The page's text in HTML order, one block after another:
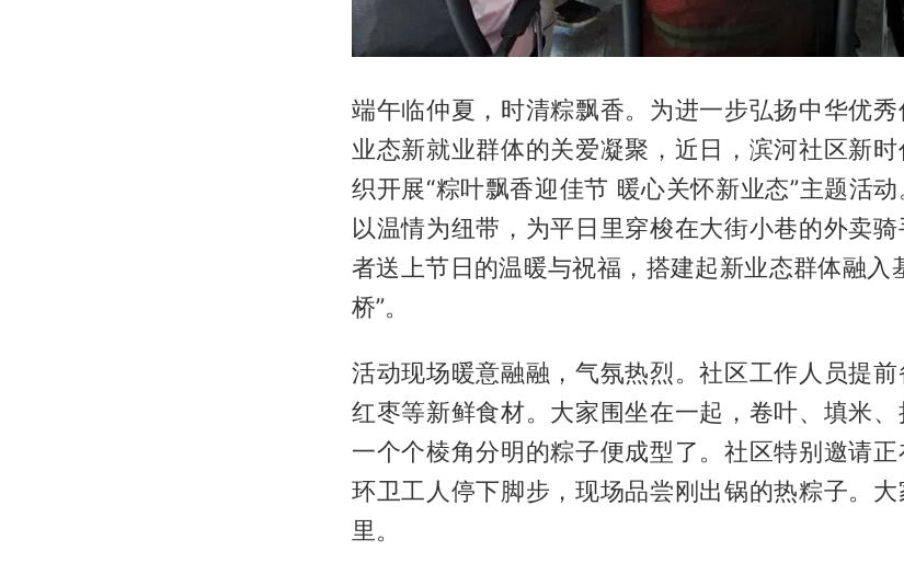
端午临仲夏，时清粽飘香。为进一步弘扬中华优
业态新就业群体的关爱凝聚，近日，滨河社区新
织开展“粽叶飘香迎佳节 暖心关怀新业态”主题活动
以温情为纽带，为平日里穿梭在大街小巷的外卖
者送上节日的温暖与祝福，搭建起新业态群体融入
桥”。
活动现场暖意融融，气氛热烈。社区工作人员提前
红枣等新鲜食材。大家围坐在一起，卷叶、填米、
一个个棱角分明的粽子便成型了。社区特别邀请
环卫工人停下脚步，现场品尝刚出锅的热粽子。
里。